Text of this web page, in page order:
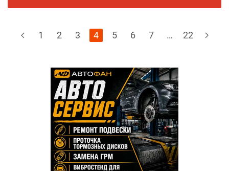
1 2 3 4 5 6 7 … 22